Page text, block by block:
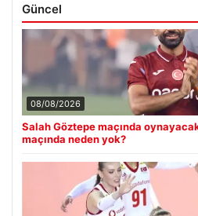
Güncel
08/08/2026
Salah Göztepe maçında
maçında neden yok?